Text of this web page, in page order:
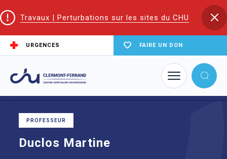
Travaux | Perturbations sur les sites du CHU
URGENCES FAIRE UN DON
Accueil
Médecine du sport et des explorations fonctionnelles
PROFESSEUR
Duclos Martine